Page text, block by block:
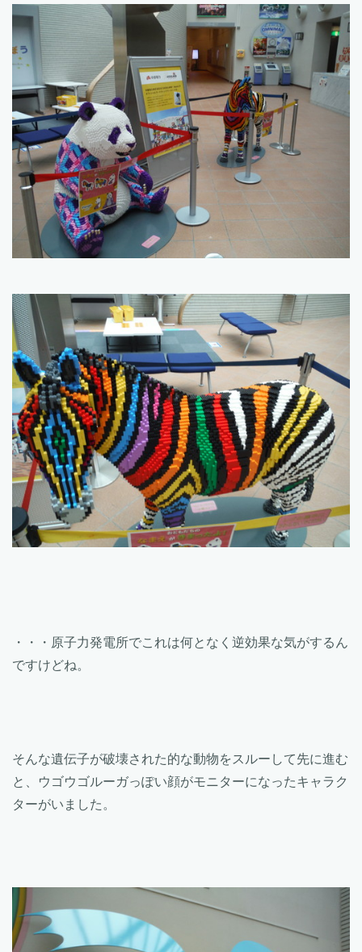
・・・原子力発電所でこれは何となく逆効果な気がするん
ですけどね。
そんな遺伝子が破壊された的な動物をスルーして先に進む
と、ウゴウゴルーガっぽい顔がモニターになったキャラク
ターがいました。